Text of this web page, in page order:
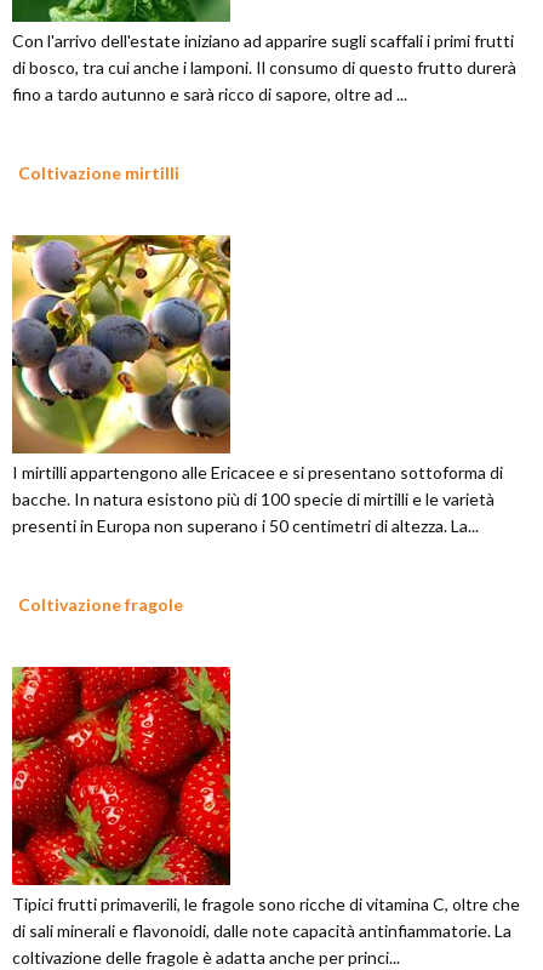
Con l'arrivo dell'estate iniziano ad apparire sugli scaffali i primi frutti
di bosco, tra cui anche i lamponi. Il consumo di questo frutto durerà
fino a tardo autunno e sarà ricco di sapore, oltre ad ...
Coltivazione mirtilli
I mirtilli appartengono alle Ericacee e si presentano sottoforma di
bacche. In natura esistono più di 100 specie di mirtilli e le varietà
presenti in Europa non superano i 50 centimetri di altezza. La...
Coltivazione fragole
Tipici frutti primaverili, le fragole sono ricche di vitamina C, oltre che
di sali minerali e flavonoidi, dalle note capacità antinfiammatorie. La
coltivazione delle fragole è adatta anche per princi...